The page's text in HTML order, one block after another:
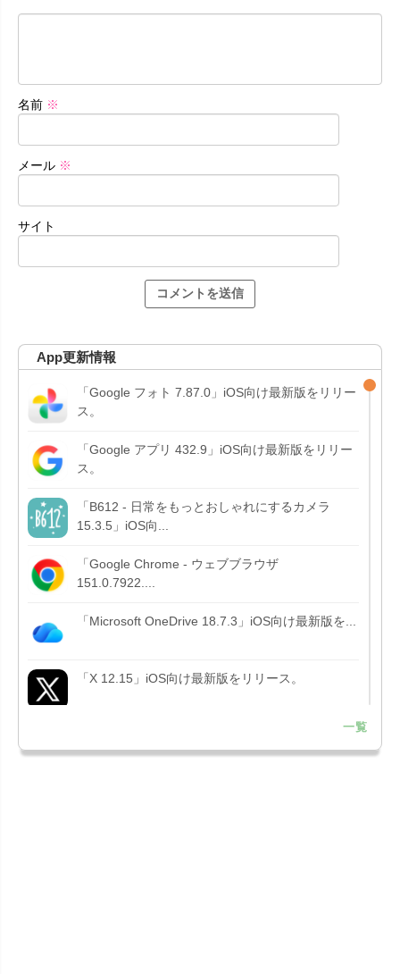
名前 ※
メール ※
サイト
App更新情報
「Google フォト 7.87.0」iOS向け最新版をリリー
ス。
「Google アプリ 432.9」iOS向け最新版をリリー
ス。
「B612 - 日常をもっとおしゃれにするカメラ
15.3.5」iOS向...
「Google Chrome - ウェブブラウザ
151.0.7922....
「Microsoft OneDrive 18.7.3」iOS向け最新版を...
「X 12.15」iOS向け最新版をリリース。
Liguid G...
一覧